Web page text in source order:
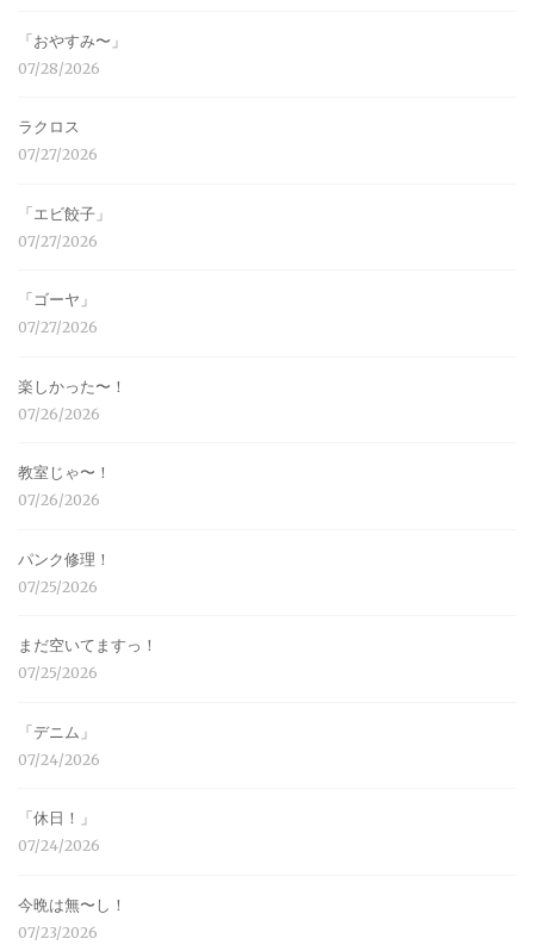
「おやすみ〜」
07/28/2026
ラクロス
07/27/2026
「エビ餃子」
07/27/2026
「ゴーヤ」
07/27/2026
楽しかった〜！
07/26/2026
教室じゃ〜！
07/26/2026
パンク修理！
07/25/2026
まだ空いてますっ！
07/25/2026
「デニム」
07/24/2026
「休日！」
07/24/2026
今晩は無〜し！
07/23/2026